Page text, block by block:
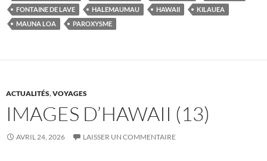
FONTAINE DE LAVE
HALEMAUMAU HAWAII
KILAUEA
MAUNA LOA
PAROXYSME
ACTUALITÉS,VOYAGES
IMAGES D’HAWAII (13)
AVRIL 24, 2026 LAISSER UN COMMENTAIRE